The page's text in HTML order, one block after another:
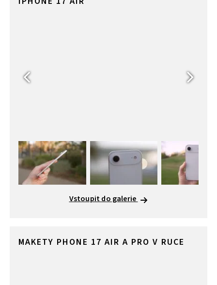
Vstoupit do galerie
MAKETY PHONE 17 AIR A PRO V RUCE